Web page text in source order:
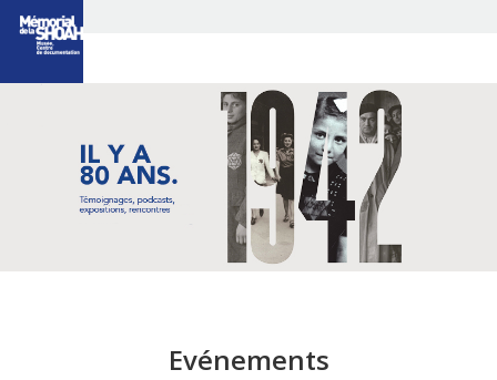
DE L’ANNÉE 1942
LES 80 ANS DE LA RAFLE DU VEL D’HIV
CÉRÉMONIE DÉPARTDE CONVOIS
3 QUESTIONS À UN HISTORIEN
Evénements